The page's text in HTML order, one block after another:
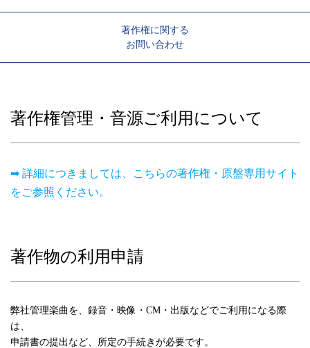
著作権に関する
お問い合わせ
著作権管理・音源ご利用について
➡ 詳細につきましては、こちらの著作権・原盤専用サイト
をご参照ください。
著作物の利用申請
弊社管理楽曲を、録音・映像・CM・出版などでご利用になる際
は、
申請書の提出など、所定の手続きが必要です。